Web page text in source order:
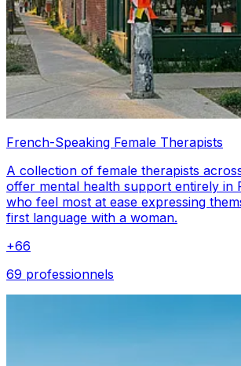
French-Speaking Female Therapists
A collection of female therapists
offer mental health support entirely in
who feel most at ease expressing
first language with a woman.
+66
69 professionnels